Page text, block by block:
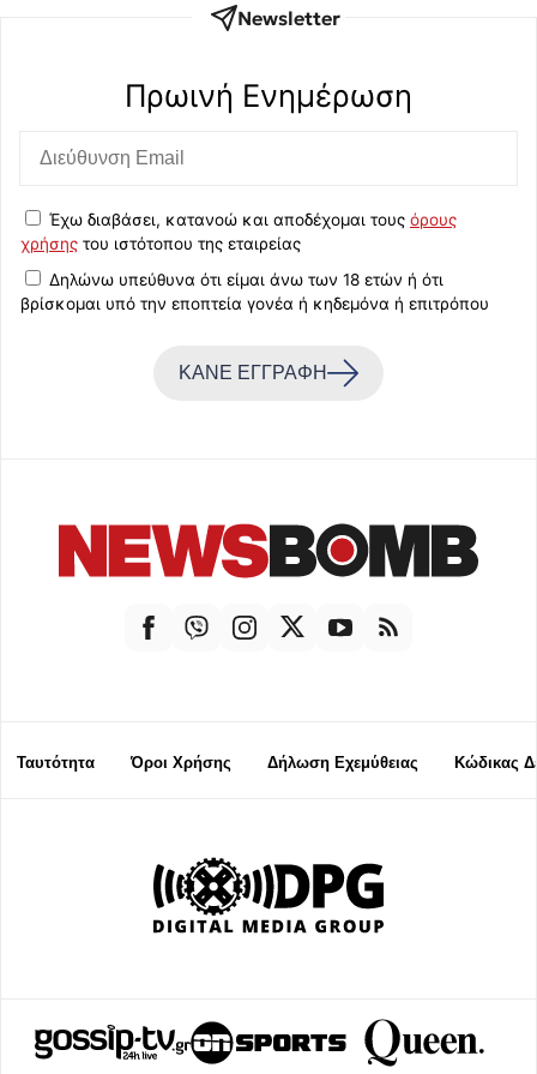
Newsletter
Πρωινή Eνημέρωση
Έχω διαβάσει, κατανοώ και αποδέχομαι τους όρους
χρήσης του ιστότοπου της εταιρείας
Δηλώνω υπεύθυνα ότι είμαι άνω των 18 ετών ή ότι
βρίσκομαι υπό την εποπτεία γονέα ή κηδεμόνα ή επιτρόπου
ΚΑΝΕ ΕΓΓΡΑΦΗ
Ταυτότητα Όροι Χρήσης Δήλωση Εχεμύθειας Κώδικας